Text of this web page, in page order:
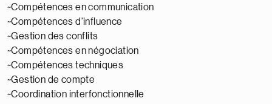
~Compétences en communication
~Compétences d'influence
~Gestion des conflits
~Compétences en négociation
~Compétences techniques
~Gestion de compte
~Coordination interfonctionnelle